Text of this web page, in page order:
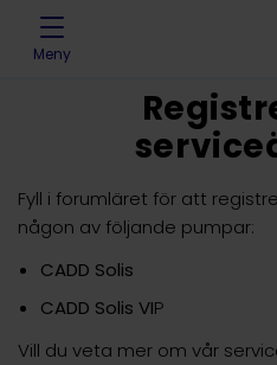
Skip to content
Meny
Fyll i forumläret för att
någon av följande pumpar:
CADD Solis
CADD Solis VIP
Vill du veta mer om vår